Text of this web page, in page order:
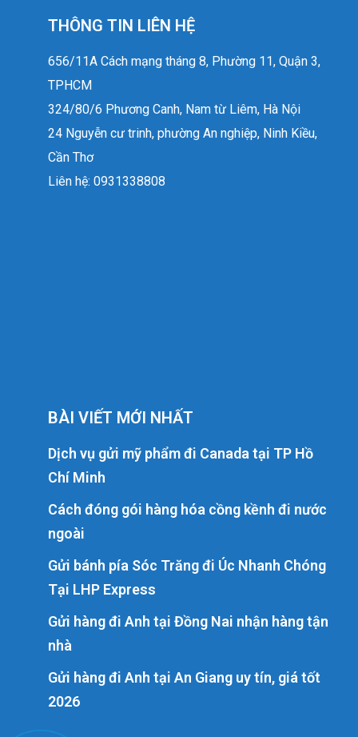
THÔNG TIN LIÊN HỆ
656/11A Cách mạng tháng 8, Phường 11, Quận 3,
TPHCM
324/80/6 Phương Canh, Nam từ Liêm, Hà Nội
24 Nguyễn cư trinh, phường An nghiệp, Ninh Kiều,
Cần Thơ
Liên hệ: 0931338808
BÀI VIẾT MỚI NHẤT
Dịch vụ gửi mỹ phẩm đi Canada tại TP Hồ
Chí Minh
Cách đóng gói hàng hóa cồng kềnh đi nước
ngoài
Gửi bánh pía Sóc Trăng đi Úc Nhanh Chóng
Tại LHP Express
Gửi hàng đi Anh tại Đồng Nai nhận hàng tận
nhà
Gửi hàng đi Anh tại An Giang uy tín, giá tốt
2026